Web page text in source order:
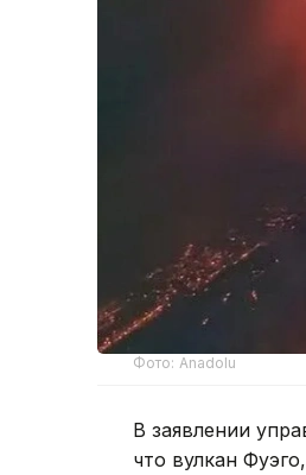
Фото: Anadolu
В заявлении
что вулкан